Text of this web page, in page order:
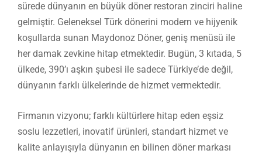
sürede dünyanın en büyük döner restoran zinciri haline
gelmiştir. Geleneksel Türk dönerini modern ve hijyenik
koşullarda sunan Maydonoz Döner, geniş menüsü ile
her damak zevkine hitap etmektedir. Bugün, 3 kıtada, 5
ülkede, 390’ı aşkın şubesi ile sadece Türkiye’de değil,
dünyanın farklı ülkelerinde de hizmet vermektedir.
Firmanın vizyonu; farklı kültürlere hitap eden eşsiz
soslu lezzetleri, inovatif ürünleri, standart hizmet ve
kalite anlayışıyla dünyanın en bilinen döner markası